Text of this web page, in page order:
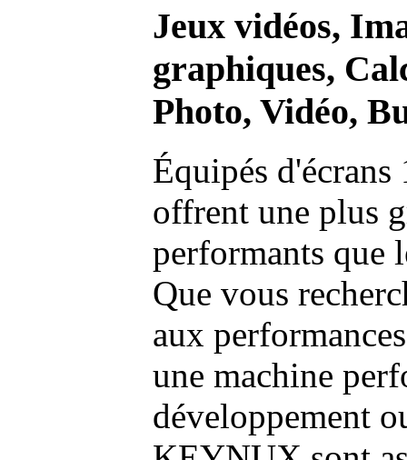
Jeux vidéos,
graphiques,
Photo, Vidéo,
Équipés
offrent une plus
performants que
Que vous
aux
une machine
développement